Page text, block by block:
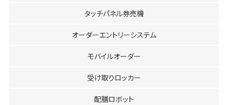
タッチパネル券売機
オーダーエントリーシステム
モバイルオーダー
受け取りロッカー
配膳ロボット